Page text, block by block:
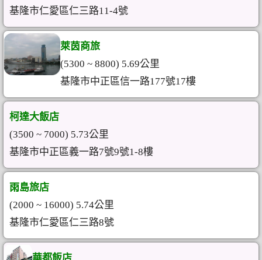
基隆市仁愛區仁三路11-4號
萊茵商旅
(5300 ~ 8800) 5.69公里
基隆市中正區信一路177號17樓
柯達大飯店
(3500 ~ 7000) 5.73公里
基隆市中正區義一路7號9號1-8樓
雨島旅店
(2000 ~ 16000) 5.74公里
基隆市仁愛區仁三路8號